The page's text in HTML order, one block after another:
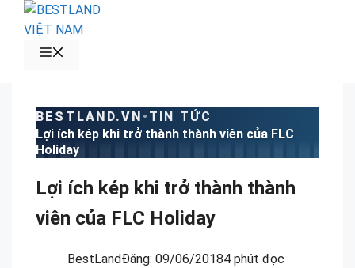
Chuyển
BESTLAND.VN • TIN TỨC
Lợi ích kép khi trở thành thành viên của FLC
Holiday
Lợi ích kép khi trở thành thành
viên của FLC Holiday
BestLandĐăng: 09/06/20184 phút đọc